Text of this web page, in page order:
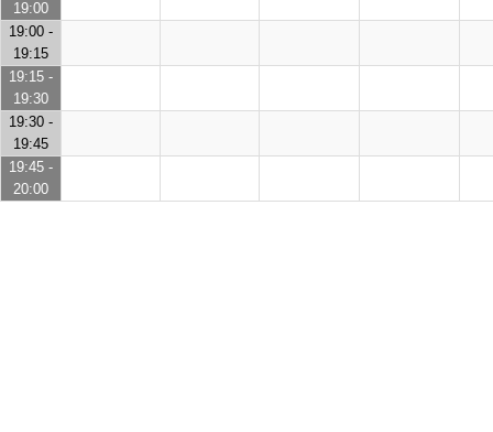
19:00
19:00 -
19:15
19:15 -
19:30
19:30 -
19:45
19:45 -
20:00